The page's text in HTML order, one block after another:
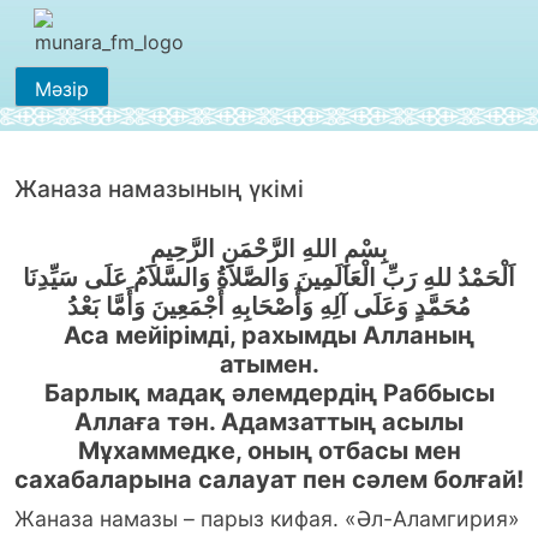
Мәзір
Жаназа намазының үкiмi
بِسْمِ اللهِ الرَّحْمَنِ الرَّحِيمِ
اَلْحَمْدُ للهِ رَبِّ الْعَالَمِينَ وَالصَّلاَةُ وَالسَّلاَمُ عَلَى سَيِّدِنَا
مُحَمَّدٍ وَعَلَى آلِهِ وَأَصْحَابِهِ أَجْمَعِينَ وَأَمَّا بَعْدُ
Аса мейірімді, рахымды Алланың
атымен.
Барлық мадақ әлемдердің Раббысы
Аллаға тән. Адамзаттың асылы
Мұхаммедке, оның отбасы мен
сахабаларына салауат пен сәлем болғай!
Жаназа намазы – парыз кифая. «Әл-Аламгирия»